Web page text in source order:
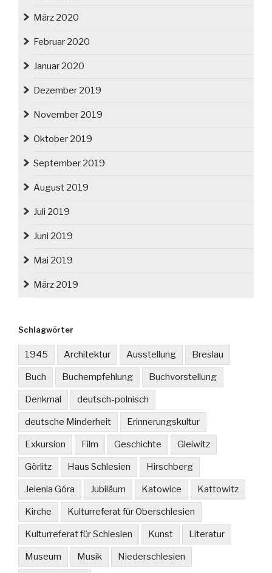
März 2020
Februar 2020
Januar 2020
Dezember 2019
November 2019
Oktober 2019
September 2019
August 2019
Juli 2019
Juni 2019
Mai 2019
März 2019
Schlagwörter
1945 Architektur Ausstellung Breslau
Buch Buchempfehlung Buchvorstellung
Denkmal deutsch-polnisch
deutsche Minderheit Erinnerungskultur
Exkursion Film Geschichte Gleiwitz
Görlitz Haus Schlesien Hirschberg
Jelenia Góra Jubiläum Katowice Kattowitz
Kirche Kulturreferat für Oberschlesien
Kulturreferat für Schlesien Kunst Literatur
Museum Musik Niederschlesien